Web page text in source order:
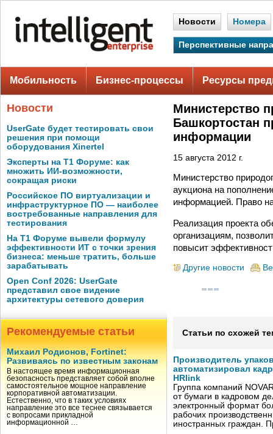
Новости Номера
Перспективные
Мобильность Бизнес-процессы Ресурсы
Новости
UserGate будет тестировать свои
решения при помощи
оборудования Xinertel
Эксперты на Т1 Форуме: как
множить ИИ-возможности,
сокращая риски
Российское ПО виртуализации и
инфраструктурное ПО — наиболее
востребованные направления для
тестирования
На Т1 Форуме вывели формулу
эффективности ИТ с точки зрения
бизнеса: меньше тратить, больше
зарабатывать
Open Conf 2026: UserGate
представил свое видение
архитектуры сетевого доверия
Рекомендуемые статьи
Михаил Родионов, Fortinet:
Развиваясь по известным законам
В настоящее время информационная
безопасность представляет собой вполне
самостоятельное мощное направление
корпоративной автоматизации.
Естественно, что в таких условиях
направление это все теснее связывается
с вопросами прикладной
информационной …
Министерство
Башкортостан
информации
15 августа 2012 г.
Министерство
аукциона на
информацией. Право
Реализация проекта
организациям,
повысит
Другие новости
Статьи по схожей
Производитель
автоматизировал
HRlink
Группа компаний
от бумаги в кадровом
электронный формат
рабочих
иностранных граждан.